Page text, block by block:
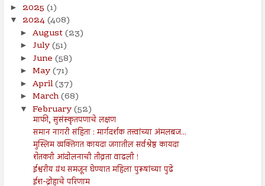
► 2025 (1)
▼ 2024(408)
► August(23)
► July(51)
► June (58)
► May(71)
► April(37)
► March(68)
▼ February(52)
माफी, सुसंस्कृतपणाचे लक्षण
समान नागरी संहिता : मार्गदर्शक तत्त्वांच्या अंमलबज...
मुस्लिम व्यक्तिगत कायदा जगातील सर्वश्रेष्ठ कायदा
शेतकरी आंदोलनाची तीव्रता वाढली !
ईश्वरीय ग्रंथ समजून घेण्यात महिला पुरूषांच्या पुढे
ईश-द्रोहाचे परिणाम